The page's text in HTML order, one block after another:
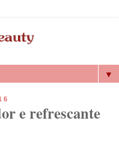
▼
e refrescante